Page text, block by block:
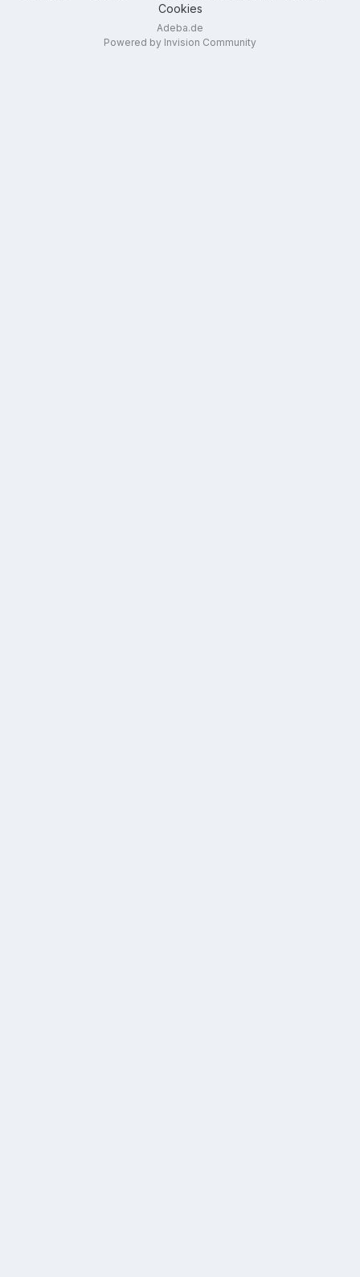
Cookies
Adeba.de
Powered by Invision Community